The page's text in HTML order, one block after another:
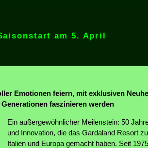
am 5. April
Emotionen feiern, mit exklusiven
faszinieren werden
Ein außergewöhnlicher Meilenstein: 50
und Innovation, die das Gardaland Resort
Italien und Europa gemacht haben. Seit